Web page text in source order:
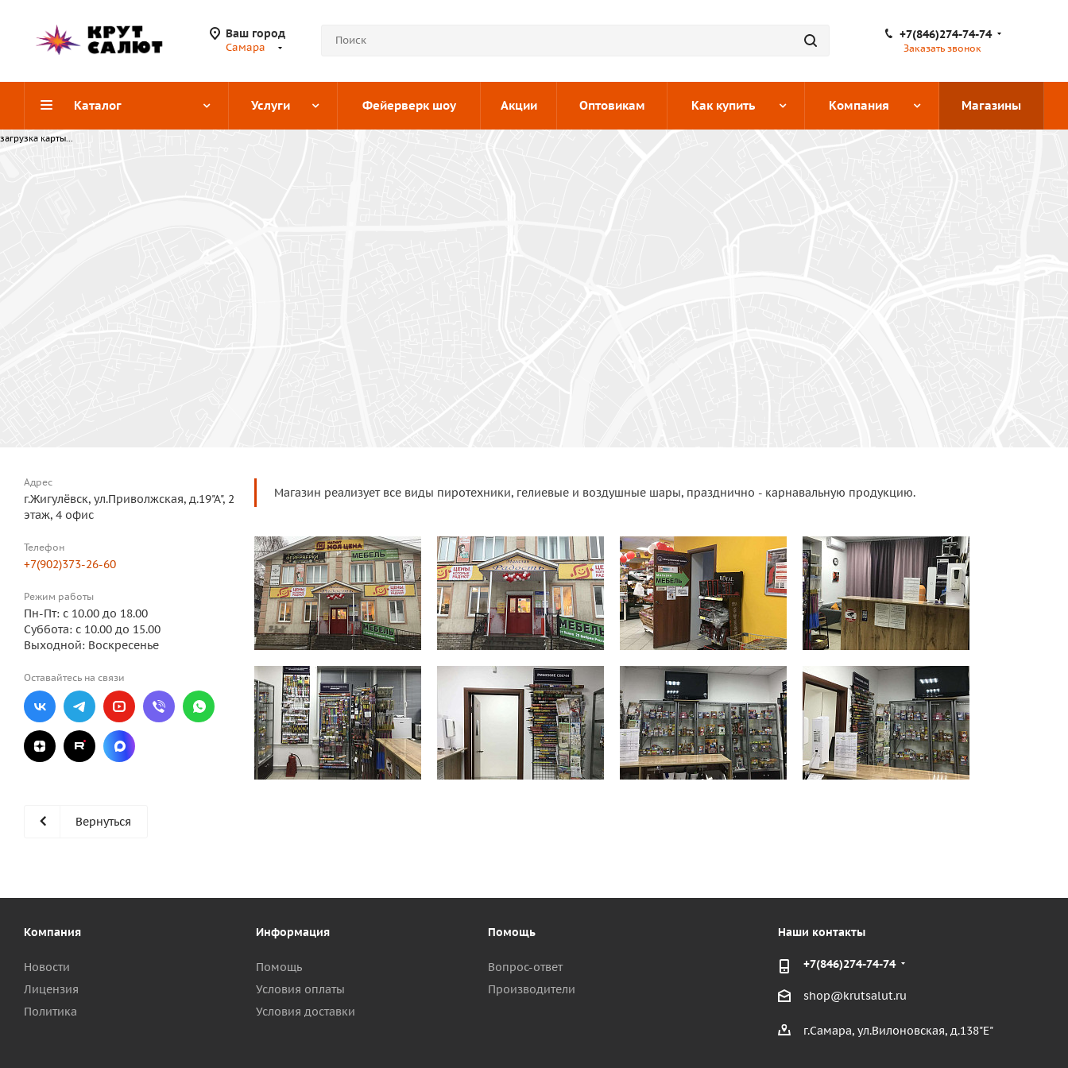
Ваш город
Самара
+7(846)274-74-74
Заказать звонок
Каталог Услуги Фейерверк шоу Акции Оптовикам Как купить Компания Магазины
загрузка карты...
Адрес
г.Жигулёвск, ул.Приволжская, д.19"А", 2
этаж, 4 офис
Телефон
+7(902)373-26-60
Режим работы
Пн-Пт: с 10.00 до 18.00
Суббота: с 10.00 до 15.00
Выходной: Воскресенье
Оставайтесь на связи
Магазин реализует все виды пиротехники, гелиевые и воздушные шары, празднично - карнавальную продукцию.
Вернуться
Компания
Новости
Лицензия
Политика
Информация
Помощь
Условия оплаты
Условия доставки
Помощь
Вопрос-ответ
Производители
Наши контакты
+7(846)274-74-74
shop@krutsalut.ru
г.Самара, ул.Вилоновская, д.138"Е"